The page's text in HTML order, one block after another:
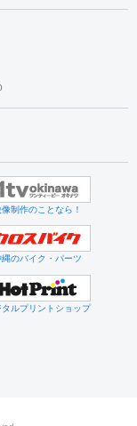
像制作のことなら！
縄のバイク・パーツ
タルプリントショップ